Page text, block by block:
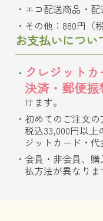
エコ配送商品・配
その他：880円（税
お支払いについ
クレジット
決済・郵便
けます。
初めてのご注文
税込33,000円以
ジットカード・代
会員・非会員、
払方法が異なりま